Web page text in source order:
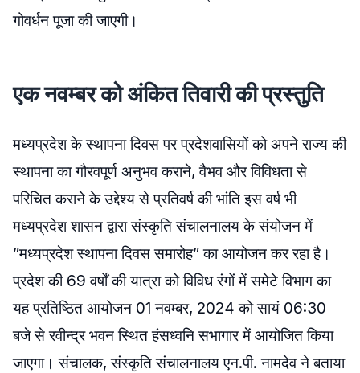
गोवर्धन पूजा की जाएगी।
एक नवम्बर को अंकित तिवारी की प्रस्तुति
मध्यप्रदेश के स्थापना दिवस पर प्रदेशवासियों को अपने राज्य की
स्थापना का गौरवपूर्ण अनुभव कराने, वैभव और विविधता से
परिचित कराने के उद्देश्य से प्रतिवर्ष की भांति इस वर्ष भी
मध्यप्रदेश शासन द्वारा संस्कृति संचालनालय के संयोजन में
”मध्यप्रदेश स्थापना दिवस समारोह” का आयोजन कर रहा है।
प्रदेश की 69 वर्षों की यात्रा को विविध रंगों में समेटे विभाग का
यह प्रतिष्ठित आयोजन 01 नवम्बर, 2024 को सायं 06:30
बजे से रवीन्द्र भवन स्थित हंसध्वनि सभागार में आयोजित किया
जाएगा। संचालक, संस्कृति संचालनालय एन.पी. नामदेव ने बताया